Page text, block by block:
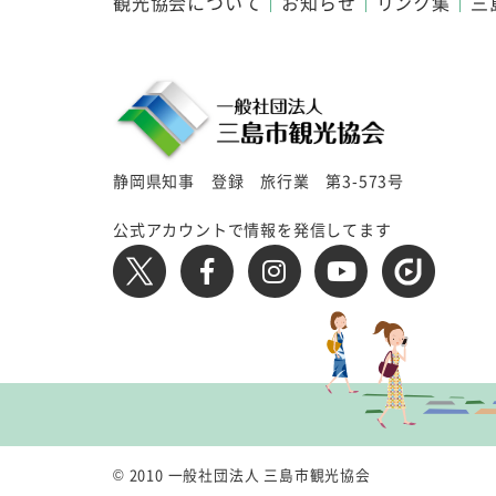
静岡県知事 登録 旅行業 第3-573号
公式アカウントで情報を発信してます
© 2010 一般社団法人 三島市観光協会